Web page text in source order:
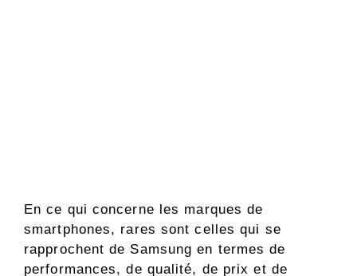
En ce qui concerne les marques de
smartphones, rares sont celles qui se
rapprochent de Samsung en termes de
performances, de qualité, de prix et de